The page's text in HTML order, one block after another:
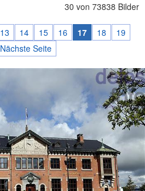
30 von 73838 Bilder
13 14 15 16 17 18
19
Nächste Seite